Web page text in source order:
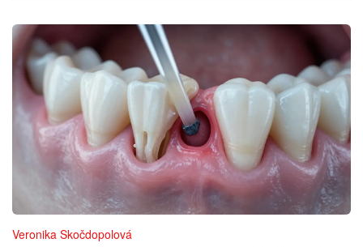
Veronika Skočdopolová